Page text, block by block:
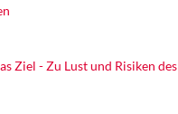
Ziel - Zu Lust und Risiken des